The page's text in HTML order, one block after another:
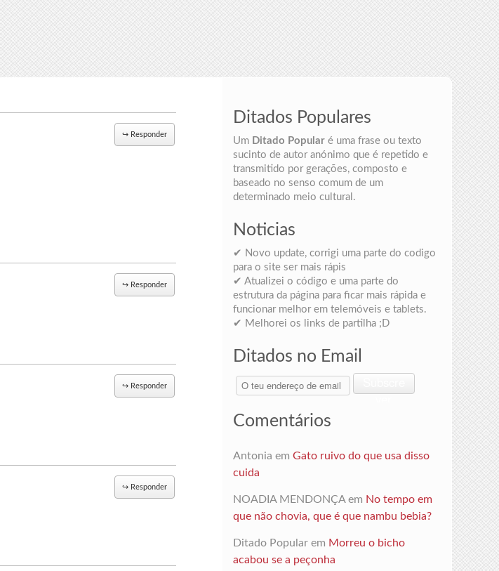
↪ Responder
↪ Responder
↪ Responder
↪ Responder
Ditados Populares
Um Ditado Popularé uma frase ou texto
sucinto de autor anónimo que é repetido e
transmitido por gerações, composto e
baseado no senso comum de um
determinado meio cultural.
Noticias
✔ Novo update, corrigi uma parte do codigo
para o site ser mais rápis
✔ Atualizei o código e uma parte do
estrutura da página para ficar mais rápida e
funcionar melhor em telemóveis e tablets.
✔ Melhorei os links de partilha ;D
Ditados no Email
O
teu
de
ver
Comentários
Antonia em Gato ruivo do que usa disso
cuida
NOADIA MENDONÇAem No tempo em
que não chovia, que é que nambu bebia?
Ditado Popularem Morreu o bicho
acabou se a peçonha